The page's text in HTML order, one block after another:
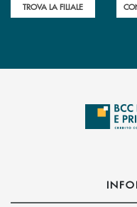
TROVA LA FILIALE